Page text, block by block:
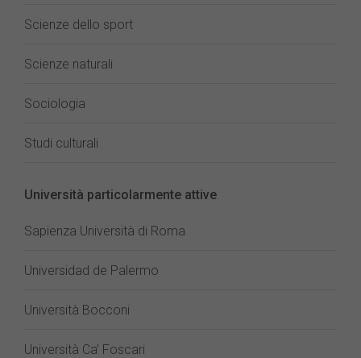
Scienze dello sport
Scienze naturali
Sociologia
Studi culturali
Università particolarmente attive
Sapienza Università di Roma
Universidad de Palermo
Università Bocconi
Università Ca’ Foscari